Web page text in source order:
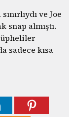
ve Joe
snap almıştı.
sadece kısa